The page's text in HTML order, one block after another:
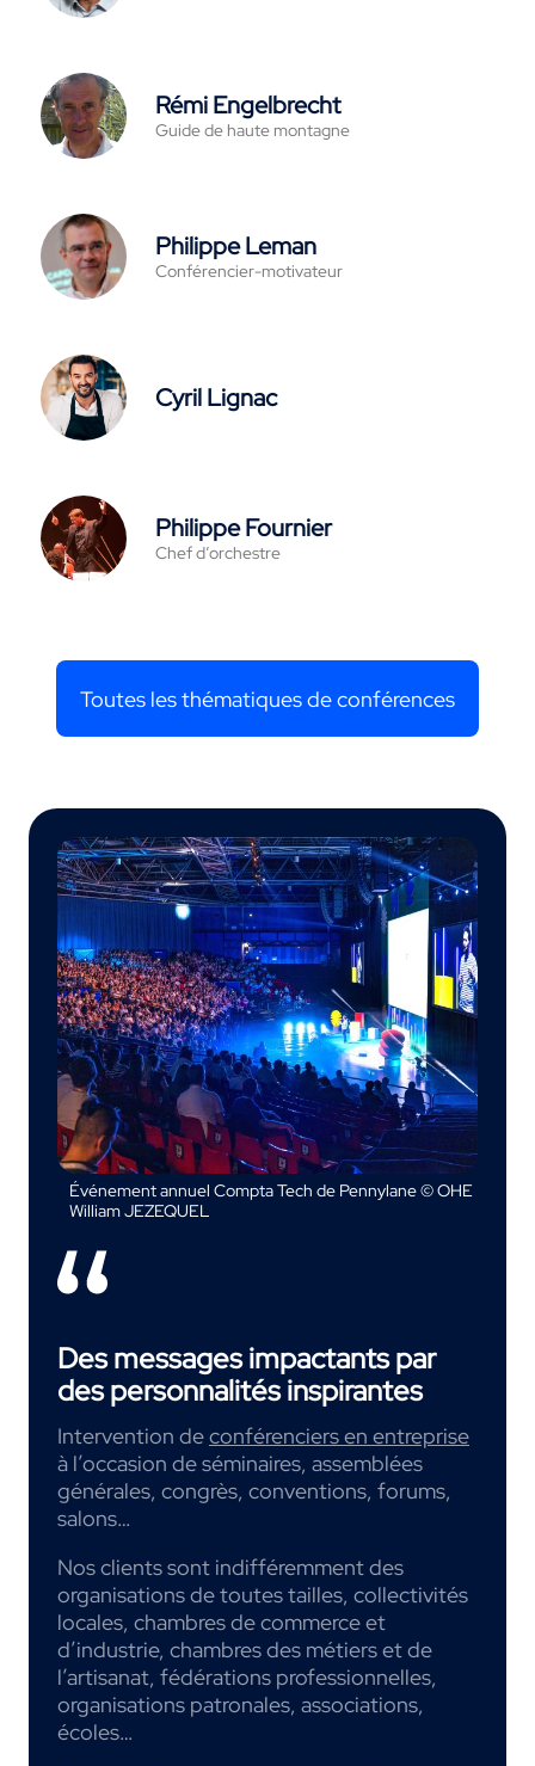
Rémi Engelbrecht
Guide de haute montagne
Philippe Leman
Conférencier-motivateur
Cyril Lignac
Philippe Fournier
Chef d’orchestre
Toutes les thématiques de conférences
Événement annuel Compta Tech de Pennylane © OHE
William JEZEQUEL
Des messages impactants par
des personnalités inspirantes
Intervention deconférenciers en entreprise
à l’occasion de séminaires, assemblées
générales, congrès, conventions, forums,
salons…
Nos clients sont indifféremment des
organisations de toutes tailles, collectivités
locales, chambres de commerce et
d’industrie, chambres des métiers et de
l’artisanat, fédérations professionnelles,
organisations patronales, associations,
écoles…